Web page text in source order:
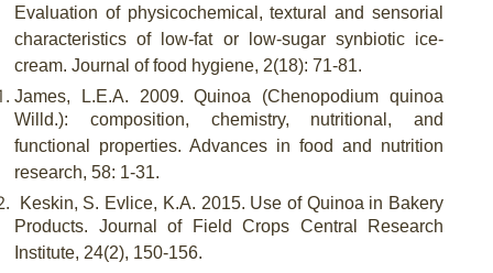
Evaluation of physicochemical, textural and sensorial
characteristics of low-fat or low-sugar synbiotic ice-
cream. Journal of food hygiene, 2(18): 71-81.
James, L.E.A. 2009. Quinoa (Chenopodium quinoa
Willd.): composition, chemistry, nutritional, and
functional properties. Advances in food and nutrition
research, 58: 1-31.
Keskin, S. Evlice, K.A. 2015. Use of Quinoa in Bakery
Products. Journal of Field Crops Central Research
Institute, 24(2), 150-156.